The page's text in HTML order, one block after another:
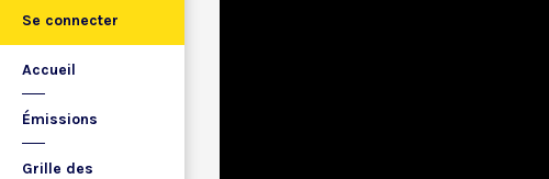
Se connecter
Accueil
Émissions
Grille des